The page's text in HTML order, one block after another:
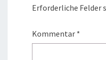
Erforderliche Felder
Kommentar *